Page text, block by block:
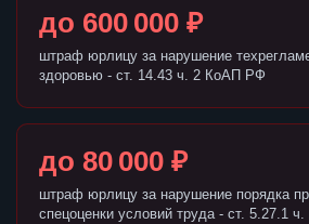
до 600 000 ₽
штраф юрлицу за нарушение
здоровью - ст. 14.43 ч. 2 КоАП РФ
до 80 000 ₽
штраф юрлицу за нарушение порядка
спецоценки условий труда - ст. 5.27.1